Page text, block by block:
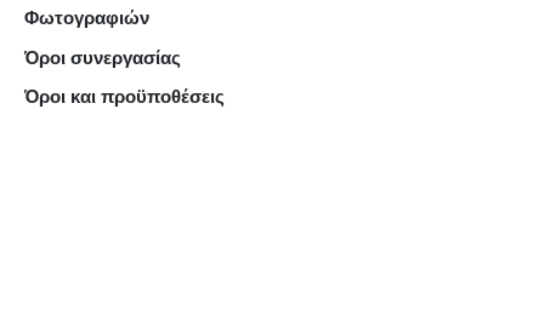
Φωτογραφιών
Όροι συνεργασίας
Όροι και προϋποθέσεις